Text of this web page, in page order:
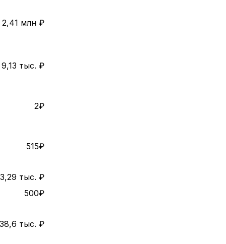
2,41 млн ₽
9,13 тыс. ₽
2₽
515₽
3,29 тыс. ₽
500₽
38,6 тыс. ₽